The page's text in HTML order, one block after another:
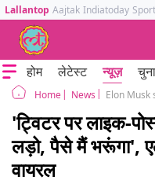
Lallantop Aajtak Indiatoday
होम लेटेस्ट न्यूज़
Home News
'ट्विटर पर लाइक-
लड़ो, पैसे मैं भरूंगा',
वायरल